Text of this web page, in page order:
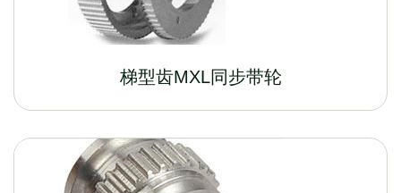
梯型齿MXL同步带轮